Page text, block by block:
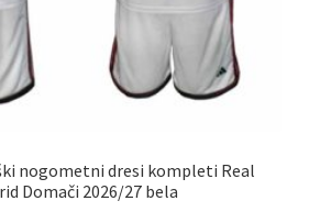
nogometni dresi kompleti Real
Domači 2026/27 bela